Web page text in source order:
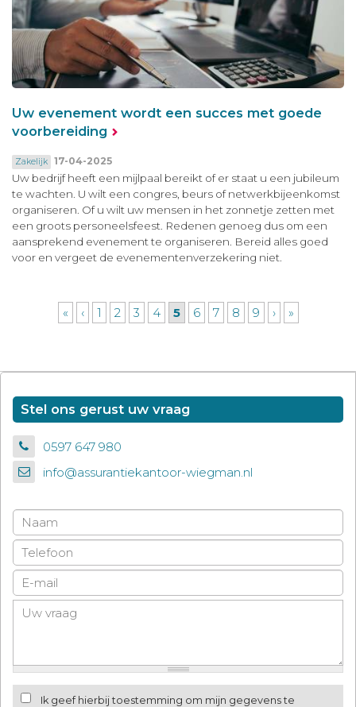
Uw evenement wordt een succes met goede
voorbereiding
Zakelijk 17-04-2025
Uw bedrijf heeft een mijlpaal bereikt of er staat u een jubileum
te wachten. U wilt een congres, beurs of netwerkbijeenkomst
organiseren. Of u wilt uw mensen in het zonnetje zetten met
een groots personeelsfeest. Redenen genoeg dus om een
aansprekend evenement te organiseren. Bereid alles goed
voor en vergeet de evenementenverzekering niet.
« ‹ 1 2 3 4 5 6 7 8 9 › »
Stel ons gerust uw vraag
0597 647 980
info@assurantiekantoor-wiegman.nl
Ik geef hierbij toestemming om mijn gegevens te